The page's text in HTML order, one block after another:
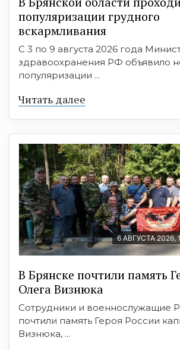
популяризации грудного
вскармливания
С 3 по 9 августа 2026 года
здравоохранения РФ объявило
популяризации ...
Читать далее
6 АВГУСТА 2026,
В Брянске почтили память
Олега Визнюка
Сотрудники и военнослужащие
почтили память Героя России
Визнюка, ...